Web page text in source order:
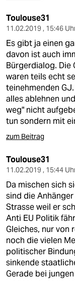
Toulouse31
11.02.2019 , 15:46
Es gibt ja einen
davon ist auch
Bürgerdialog. Die
waren teils echt
teinehmenden
alles ablehnen
weg" nicht
tun sondern mit
zum Beitrag
Toulouse31
11.02.2019 , 15:44
Da mischen sich
sind die
Strasse weil er
Anti EU Politik
Gleiches, nur von
noch die vielen
politischer
sinkende
Gerade bei